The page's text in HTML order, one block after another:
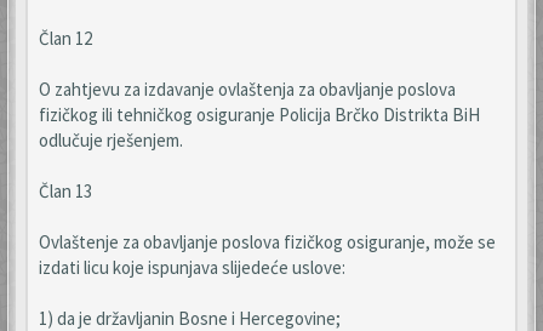
Član 12
O zahtjevu za izdavanje ovlaštenja za obavljanje poslova
fizičkog ili tehničkog osiguranje Policija Brčko Distrikta BiH
odlučuje rješenjem.
Član 13
Ovlaštenje za obavljanje poslova fizičkog osiguranje, može se
izdati licu koje ispunjava slijedeće uslove:
1) da je državljanin Bosne i Hercegovine;